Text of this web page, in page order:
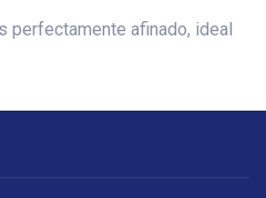
perfectamente afinado, ideal